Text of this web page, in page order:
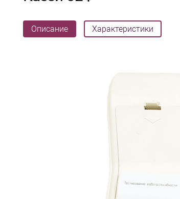
Описание Характеристики